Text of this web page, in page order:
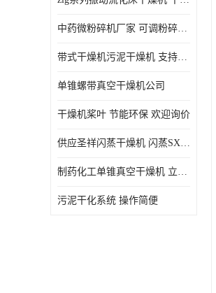
中药微粉碎机厂家 可调粉碎粒度
带式干燥机污泥干燥机 支持定制 价格优惠
单锥螺带真空干燥机公司
干燥机桨叶 节能环保 欢迎询价
供应圣祥闪蒸干燥机 闪蒸SXG-16型干燥机
制药化工单锥真空干燥机 立式锥形螺带搅拌式真空烘干机
污泥干化系统 操作简便